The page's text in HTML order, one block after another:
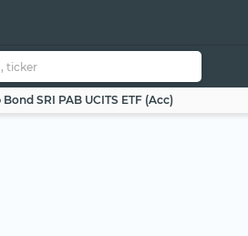
SRI PAB UCITS ETF (Acc)